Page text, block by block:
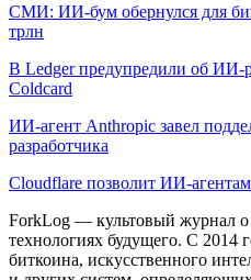
СМИ: ИИ-бум обернулся для
трлн
В Ledger предупредили об ИИ-
Coldcard
ИИ-агент Anthropic завел
разработчика
Cloudflare позволит ИИ-
ForkLog — культовый журнал
технологиях будущего. С 2014
биткоина, искусственного